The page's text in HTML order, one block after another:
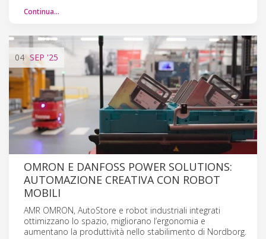
Continua…
04 SEP '25
OMRON E DANFOSS POWER SOLUTIONS:
AUTOMAZIONE CREATIVA CON ROBOT
MOBILI
AMR OMRON, AutoStore e robot industriali integrati
ottimizzano lo spazio, migliorano l’ergonomia e
aumentano la produttività nello stabilimento di Nordborg.